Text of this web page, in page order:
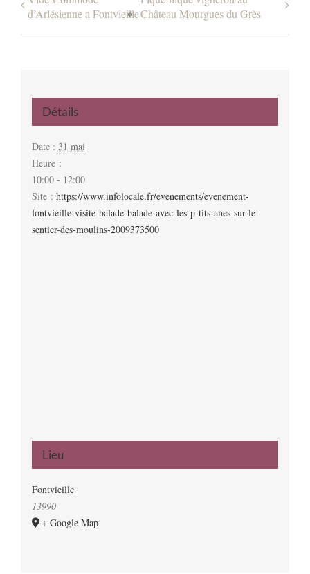
d’Arlésienne a FontvieilleChâteau Mourgues du Grès
Détails
Date : 31 mai
Heure :
10:00 - 12:00
Site : https://www.infolocale.fr/evenements/evenement-
fontvieille-visite-balade-balade-avec-les-p-tits-anes-sur-le-
sentier-des-moulins-2009373500
Lieu
Fontvieille
13990
+ Google Map